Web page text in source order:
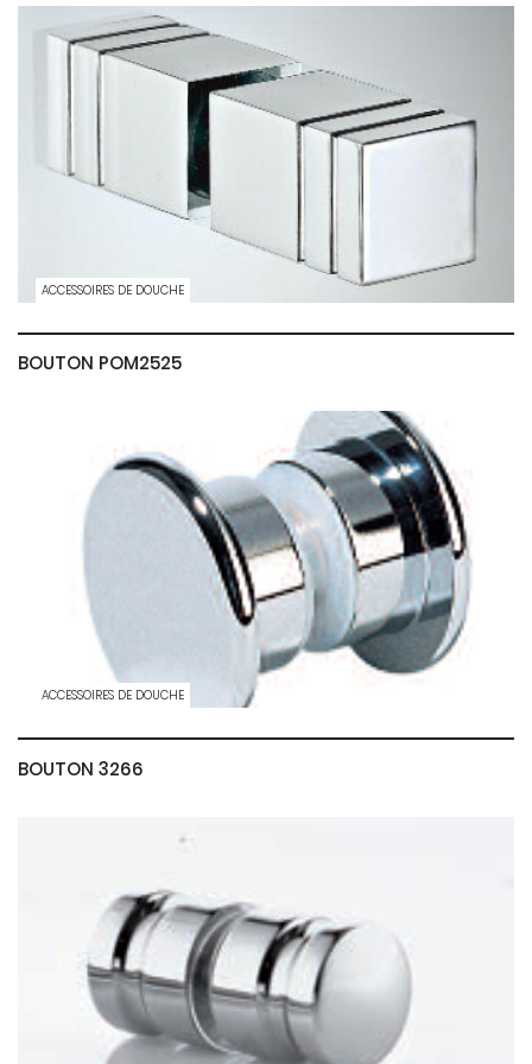
ACCESSOIRES DE DOUCHE
BOUTON POM2525
ACCESSOIRES DE DOUCHE
BOUTON 3266